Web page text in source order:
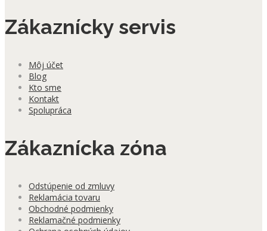
produktu.
Zákaznícky servis
Môj účet
Blog
Kto sme
Kontakt
Spolupráca
Zákaznícka zóna
Odstúpenie od zmluvy
Reklamácia tovaru
Obchodné podmienky
Reklamačné podmienky